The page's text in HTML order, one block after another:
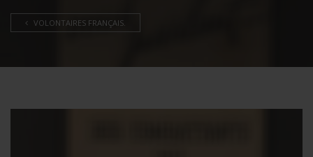
VOLONTAIRES FRANÇAIS.